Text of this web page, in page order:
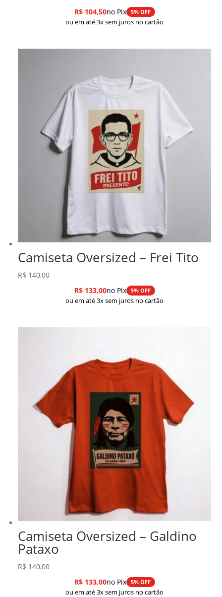
R$104,50no Pix 5% OFF
ou em até 3x sem juros no cartão
Camiseta Oversized – Frei Tito
R$ 140,00
R$133,00no Pix 5% OFF
ou em até 3x sem juros no cartão
Camiseta Oversized – Galdino
Pataxo
R$ 140,00
R$133,00no Pix 5% OFF
ou em até 3x sem juros no cartão